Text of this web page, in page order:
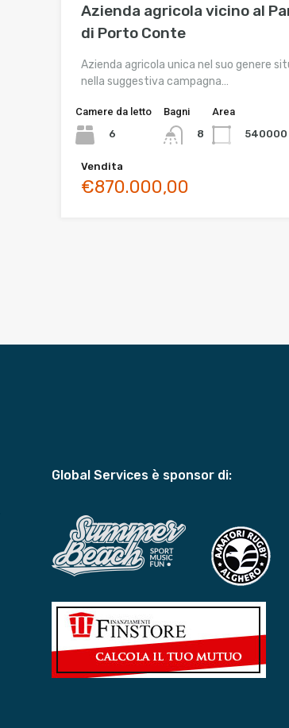
Azienda agricola vicino al
di Porto Conte
Azienda agricola unica nel suo genere
nella suggestiva campagna…
Camere da letto
6
Bagni
8
Area
540000
Vendita
€870.000,00
Global Services è sponsor di: